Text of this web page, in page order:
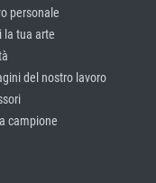
personale
la tua arte
del nostro lavoro
campione